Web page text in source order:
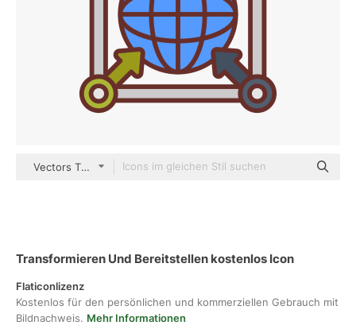
Vectors Tank color lineal-color
Transformieren Und Bereitstellen kostenlos Icon
Flaticonlizenz
Kostenlos für den persönlichen und kommerziellen Gebrauch mit
Bildnachweis. Mehr Informationen